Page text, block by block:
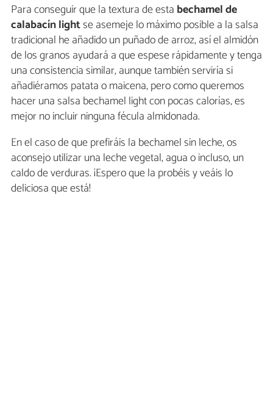
Para conseguir que la textura de esta bechamel de
calabacín lightse asemeje lo máximo posible a la salsa
tradicional he añadido un puñado de arroz, así el almidón
de los granos ayudará a que espese rápidamente y tenga
una consistencia similar, aunque también serviría si
añadiéramos patata o maicena, pero como queremos
hacer una salsa bechamel light con pocas calorías, es
mejor no incluir ninguna fécula almidonada.
En el caso de que prefiráis la bechamel sin leche, os
aconsejo utilizar una leche vegetal, agua o incluso, un
caldo de verduras. ¡Espero que la probéis y veáis lo
deliciosa que está!